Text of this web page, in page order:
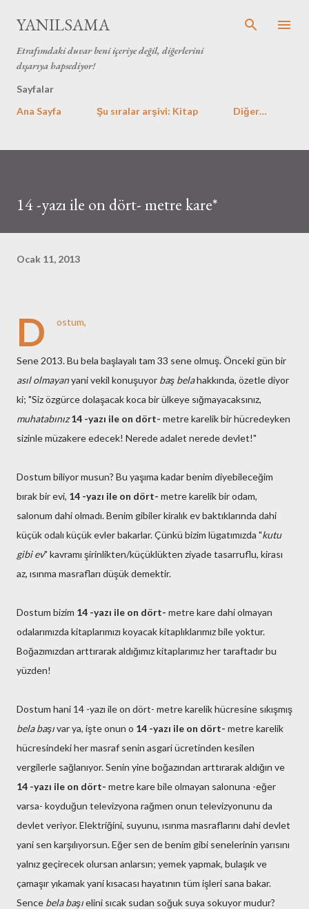
YANILSAMA
Etrafımdaki duvar beni içeriye değil, diğerlerini
dışarıya hapsediyor!
Sayfalar
Ana Sayfa
Şu sıralar arşivi: Kitap Diğer…
14 -yazı ile on dört- metre kare*
Ocak 11, 2013
D ostum,
Sene 2013. Bu bela başlayalı tam 33 sene olmuş. Önceki gün bir
asıl olmayanyani vekil konuşuyor baş belahakkında, özetle diyor
ki; "Siz özgürce dolaşacak koca bir ülkeye sığmayacaksınız,
muhatabınız 14 -yazı ile on dört- metre karelik bir hücredeyken
sizinle müzakere edecek! Nerede adalet nerede devlet!"
Dostum biliyor musun? Bu yaşıma kadar benim diyebileceğim
bırak bir evi, 14 -yazı ile on dört- metre karelik bir odam,
salonum dahi olmadı. Benim gibiler kiralık ev baktıklarında dahi
küçük odalı küçük evler bakarlar. Çünkü bizim lügatımızda "kutu
gibi ev" kavramı şirinlikten/küçüklükten ziyade tasarruflu, kirası
az, ısınma masrafları düşük demektir.
Dostum bizim 14 -yazı ile on dört- metre kare dahi olmayan
odalarımızda kitaplarımızı koyacak kitaplıklarımız bile yoktur.
Boğazımızdan arttırarak aldığımız kitaplarımız her taraftadır bu
yüzden!
Dostum hani 14 -yazı ile on dört- metre karelik hücresine sıkışmış
bela başıvar ya, işte onun o 14 -yazı ile on dört- metre karelik
hücresindeki her masraf senin asgari ücretinden kesilen
vergilerle sağlanıyor. Senin yine boğazından arttırarak aldığın ve
14 -yazı ile on dört- metre kare bile olmayan salonuna -eğer
varsa- koyduğun televizyona rağmen onun televizyonunu da
devlet veriyor. Elektriğini, suyunu, ısınma masraflarını dahi devlet
yani sen karşılıyorsun. Eğer sen de benim gibi senelerinin yarısını
yalnız geçirecek olursan anlarsın; yemek yapmak, bulaşık ve
çamaşır yıkamak yani kısacası hayatının tüm işleri sana bakar.
Sence bela başıelini sıcak sudan soğuk suya sokuyor mudur?